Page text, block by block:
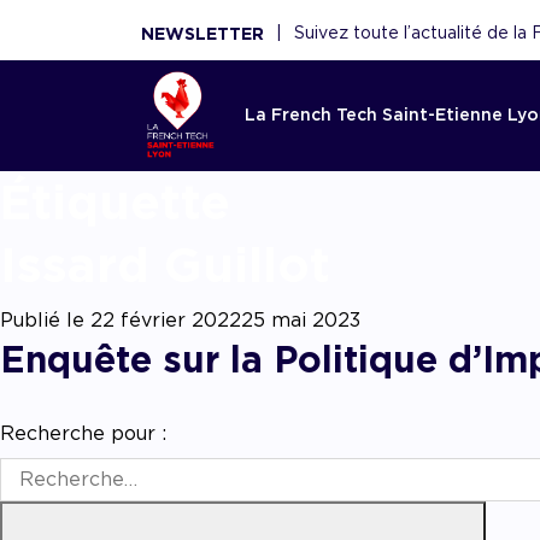
NEWSLETTER Suivez toute l’actualité de la
La French Tech Saint-Etienne
Point
conseils
scaleups,
experts,
Publié le 22 février 202225 mai 2023
Enquête sur la Politique
Recherche pour :